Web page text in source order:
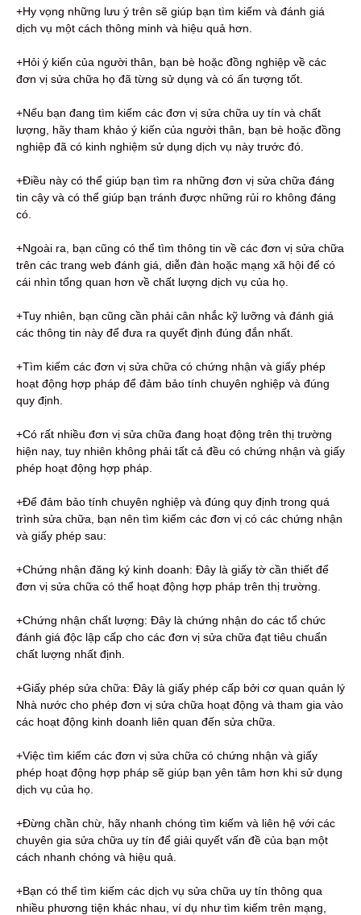
+Hy vọng những lưu ý trên sẽ giúp bạn tìm kiếm và đánh giá
dịch vụ một cách thông minh và hiệu quả hơn.
+Hỏi ý kiến ​​của người thân, bạn bè hoặc đồng nghiệp về các
đơn vị sửa chữa họ đã từng sử dụng và có ấn tượng tốt.
+Nếu bạn đang tìm kiếm các đơn vị sửa chữa uy tín và chất
lượng, hãy tham khảo ý kiến ​​của người thân, bạn bè hoặc đồng
nghiệp đã có kinh nghiệm sử dụng dịch vụ này trước đó.
+Điều này có thể giúp bạn tìm ra những đơn vị sửa chữa đáng
tin cậy và có thể giúp bạn tránh được những rủi ro không đáng
có.
+Ngoài ra, bạn cũng có thể tìm thông tin về các đơn vị sửa chữa
trên các trang web đánh giá, diễn đàn hoặc mạng xã hội để có
cái nhìn tổng quan hơn về chất lượng dịch vụ của họ.
+Tuy nhiên, bạn cũng cần phải cân nhắc kỹ lưỡng và đánh giá
các thông tin này để đưa ra quyết định đúng đắn nhất.
+Tìm kiếm các đơn vị sửa chữa có chứng nhận và giấy phép
hoạt động hợp pháp để đảm bảo tính chuyên nghiệp và đúng
quy định.
+Có rất nhiều đơn vị sửa chữa đang hoạt động trên thị trường
hiện nay, tuy nhiên không phải tất cả đều có chứng nhận và giấy
phép hoạt động hợp pháp.
+Để đảm bảo tính chuyên nghiệp và đúng quy định trong quá
trình sửa chữa, bạn nên tìm kiếm các đơn vị có các chứng nhận
và giấy phép sau:
+Chứng nhận đăng ký kinh doanh: Đây là giấy tờ cần thiết để
đơn vị sửa chữa có thể hoạt động hợp pháp trên thị trường.
+Chứng nhận chất lượng: Đây là chứng nhận do các tổ chức
đánh giá độc lập cấp cho các đơn vị sửa chữa đạt tiêu chuẩn
chất lượng nhất định.
+Giấy phép sửa chữa: Đây là giấy phép cấp bởi cơ quan quản lý
Nhà nước cho phép đơn vị sửa chữa hoạt động và tham gia vào
các hoạt động kinh doanh liên quan đến sửa chữa.
+Việc tìm kiếm các đơn vị sửa chữa có chứng nhận và giấy
phép hoạt động hợp pháp sẽ giúp bạn yên tâm hơn khi sử dụng
dịch vụ của họ.
+Đừng chần chừ, hãy nhanh chóng tìm kiếm và liên hệ với các
chuyên gia sửa chữa uy tín để giải quyết vấn đề của bạn một
cách nhanh chóng và hiệu quả.
+Bạn có thể tìm kiếm các dịch vụ sửa chữa uy tín thông qua
nhiều phương tiện khác nhau, ví dụ như tìm kiếm trên mạng,